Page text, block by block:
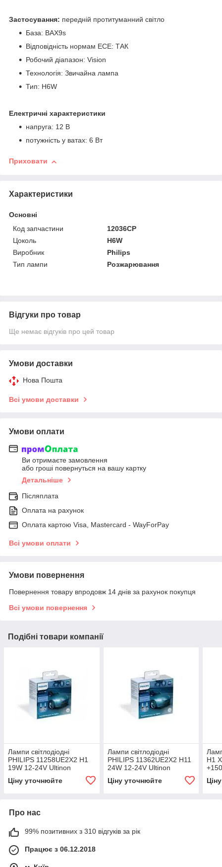
Застосування: передній протитуманний світло
База: BAX9s
Відповідність нормам ECE: ТАК
Робочий діапазон: Vision
Технологія: Звичайна лампа
Тип: H6W
Електричні характеристики
напруга: 12 В
потужність у ватах: 6 Вт
Приховати
Характеристики
Основні
Код запчастини
12036CP
Цоколь
H6W
Виробник
Philips
Тип лампи
Розжарювання
Відгуки про товар
Ще немає відгуків про цей товар
Умови доставки
Нова Пошта
Всі умови доставки
Умови оплати
Ви отримаєте замовлення
або гроші повернуться на вашу картку
Детальніше
Післяплата
Оплата на рахунок
Оплата картою Visa, Mastercard - WayForPay
Всі умови оплати
Умови повернення
Повернення товару впродовж 14 днів за рахунок покупця
Всі умови повернення
Подібні товари компанії
Лампи світлодіодні
PHILIPS 11258UE2X2 H1
19W 12-24V Ultinon
Ціну уточнюйте
Лампи світлодіодні
PHILIPS 11362UE2X2 H11
24W 12-24V Ultinon
Ціну уточнюйте
H1
Про нас
99% позитивних з 310 відгуків за рік
Працює з 06.12.2018